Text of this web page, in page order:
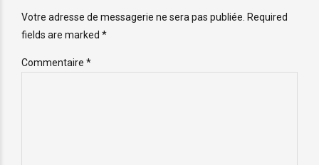
Votre adresse de messagerie ne sera pas publiée. Required
fields are marked *
Commentaire *